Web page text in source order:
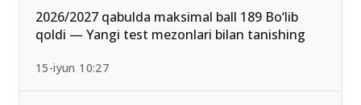
25-iyul 16:55
2026/2027 qabulda maksimal ball 189 Bo‘lib
qoldi — Yangi test mezonlari bilan tanishing